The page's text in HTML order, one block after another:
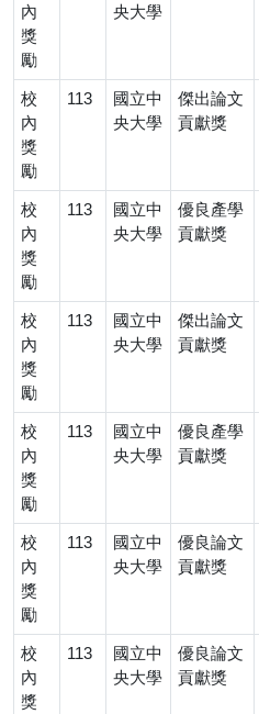
內
獎
勵
央大學
校
內
獎
勵
113
國立中
央大學
傑出論文
貢獻獎
校
內
獎
勵
113
國立中
央大學
優良產學
貢獻獎
校
內
獎
勵
113
國立中
央大學
傑出論文
貢獻獎
校
內
獎
勵
113
國立中
央大學
優良產學
貢獻獎
校
內
獎
勵
113
國立中
央大學
優良論文
貢獻獎
校
內
獎
113
國立中
央大學
優良論文
貢獻獎